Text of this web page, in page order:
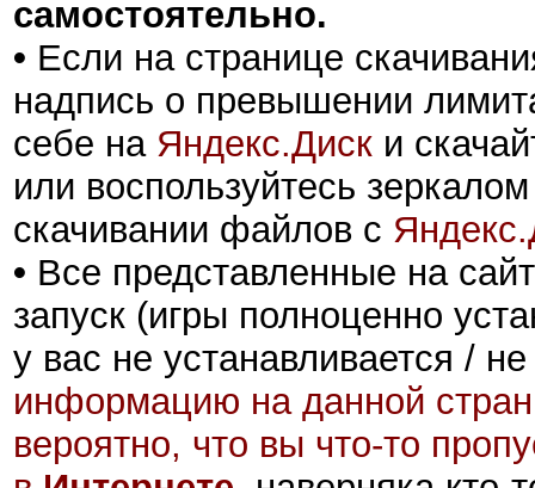
самостоятельно.
• Если на странице
надпись о превышении
себе на Яндекс.Диск и
или воспользуйтесь
скачивании файлов с
• Все представленные на
запуск (игры полноценно
у вас не устанавливается /
информацию на данной
вероятно, что вы что-то